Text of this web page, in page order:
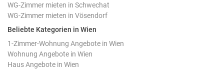
WG-Zimmer mieten in Schwechat
WG-Zimmer mieten in Vösendorf
Beliebte Kategorien in Wien
1-Zimmer-Wohnung Angebote in Wien
Wohnung Angebote in Wien
Haus Angebote in Wien